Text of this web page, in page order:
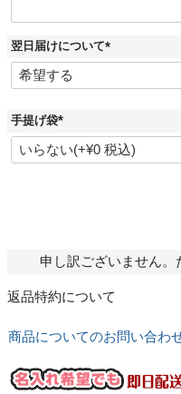
翌日届けについて
(
須
手提げ袋
(
必
須
申し訳ございません。
返品特約について
商品についてのお問い合わ